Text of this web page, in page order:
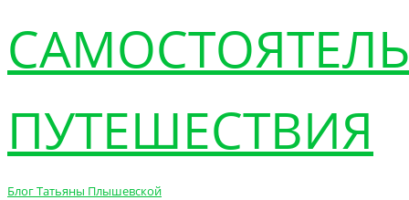
ПУТЕШЕСТВИЯ
Блог Татьяны Плышевской